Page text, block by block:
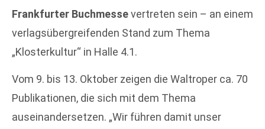
Frankfurter Buchmessevertreten sein – an einem
verlagsübergreifenden Stand zum Thema
„Klosterkultur“ in Halle 4.1.
Vom 9. bis 13. Oktober zeigen die Waltroper ca. 70
Publikationen, die sich mit dem Thema
auseinandersetzen. „Wir führen damit unser